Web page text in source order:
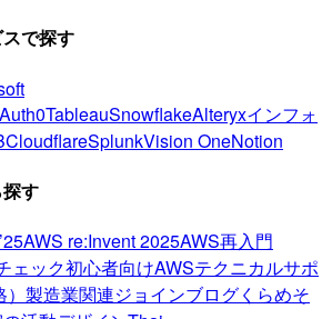
で探す
Auth0TableauSnowflakeAlteryxインフォ
CloudflareSplunkVision OneNotion
す
AWS re:Invent 2025AWS再入門
ェック初心者向けAWSテクニカルサポ
製造業関連ジョインブログくらめそ